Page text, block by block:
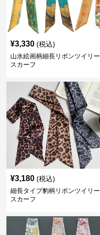
¥3,330 (税込)
山水絵画柄細長リボンツイリー
スカーフ
¥3,180 (税込)
細長タイプ豹柄リボンツイリー
スカーフ